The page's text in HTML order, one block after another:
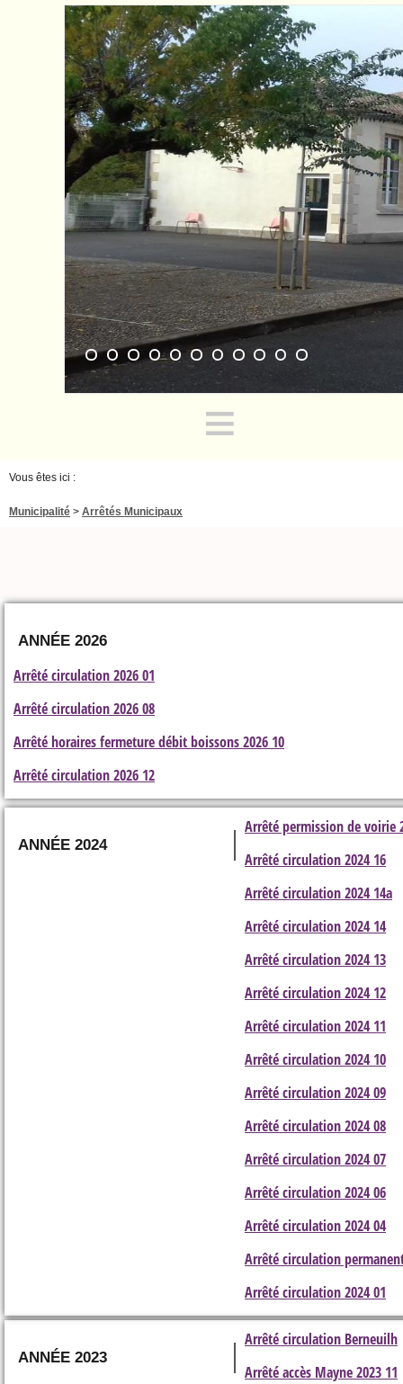
1 2 3 4 5 6 7 8 9 10 11
≡
Vous êtes ici :
Municipalité > Arrêtés Municipaux
ANNÉE 2026
Arrêté circulation 2026 01
Arrêté circulation 2026 08
Arrêté horaires fermeture débit boissons 2026 10
Arrêté circulation 2026 12
ANNÉE 2024
Arrêté permission de voirie
Arrêté circulation 2024 16
Arrêté circulation 2024 14a
Arrêté circulation 2024 14
Arrêté circulation 2024 13
Arrêté circulation 2024 12
Arrêté circulation 2024 11
Arrêté circulation 2024 10
Arrêté circulation 2024 09
Arrêté circulation 2024 08
Arrêté circulation 2024 07
Arrêté circulation 2024 06
Arrêté circulation 2024 04
Arrêté circulation
Arrêté circulation 2024 01
ANNÉE 2023
Arrêté circulation Berneuilh
Arrêté accès Mayne 2023 11